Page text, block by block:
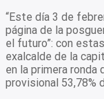
“Este día 3 de
página de la
el futuro”: con
exalcalde de la
en la primera ronda
provisional 53,78%